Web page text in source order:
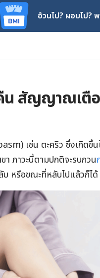
อ้วนไป? ผอมไป?
น สัญญาณเ
เช่น ตะคริว ซึ่งเกิดขึ้
ภาวะนี้ตามปกติจะรบกวน
หรือขณะที่หลับไปแล้วก็ได้